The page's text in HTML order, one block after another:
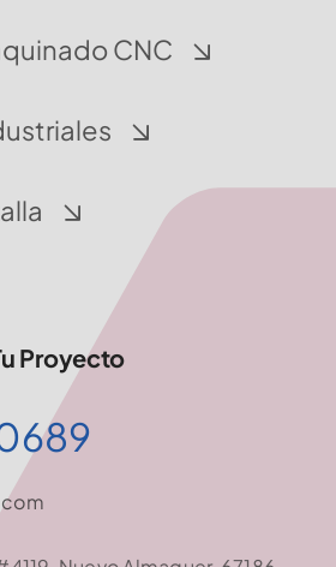
CNC
Proyecto